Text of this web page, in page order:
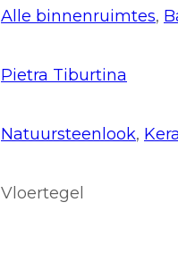
Alle binnenruimtes,
Pietra Tiburtina
Natuursteenlook,
Vloertegel